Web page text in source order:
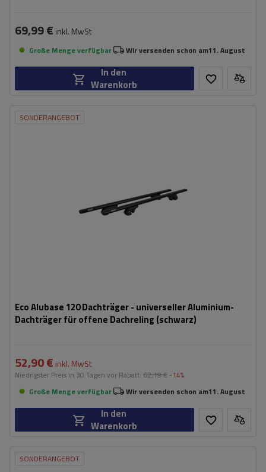
69,99 € inkl. MwSt
Große Menge verfügbar Wir versenden schon am11. August
In den
Warenkorb
SONDERANGEBOT
Eco Alubase 120 Dachträger - universeller Aluminium-
Dachträger für offene Dachreling (schwarz)
52,90 € inkl. MwSt
Niedrigster Preis in 30 Tagen vor Rabatt: 62,19 € -14%
Große Menge verfügbar
Wir versenden schon am11. August
In den
Warenkorb
SONDERANGEBOT